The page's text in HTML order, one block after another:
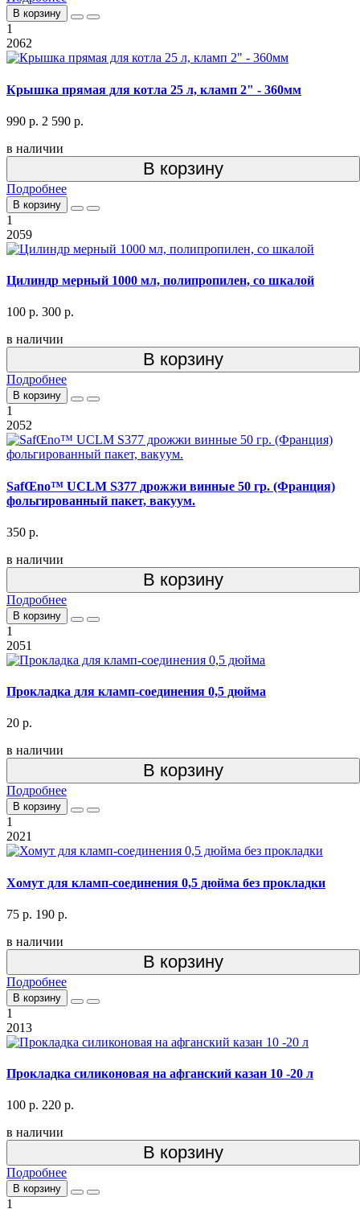
В корзину
1
2062
Крышка прямая для котла 25 л, кламп 2" - 360мм
990 р. 2 590 р.
в наличии
В корзину
Подробнее
В корзину
1
2059
Цилиндр мерный 1000 мл, полипропилен, со шкалой
100 р. 300 р.
в наличии
В корзину
Подробнее
В корзину
1
2052
SafŒno™ UCLM S377 дрожжи винные 50 гр. (Франция)
фольгированный пакет, вакуум.
350 р.
в наличии
В корзину
Подробнее
В корзину
1
2051
Прокладка для кламп-соединения 0,5 дюйма
20 р.
в наличии
В корзину
Подробнее
В корзину
1
2021
Хомут для кламп-соединения 0,5 дюйма без прокладки
75 р. 190 р.
в наличии
В корзину
Подробнее
В корзину
1
2013
Прокладка силиконовая на афганский казан 10 -20 л
100 р. 220 р.
в наличии
В корзину
Подробнее
В корзину
1